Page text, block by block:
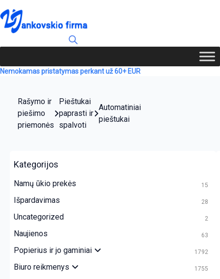
Nemokamas pristatymas perkant už 60+ EUR
Rašymo ir
piešimo
priemonės
Pieštukai
paprasti ir
spalvoti
Automatiniai
pieštukai
Kategorijos
Namų ūkio prekės 15
Išpardavimas 28
Uncategorized 2
Naujienos 63
Popierius ir jo gaminiai 1792
Biuro reikmenys 1755